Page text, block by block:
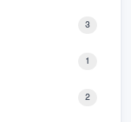
3
1
2